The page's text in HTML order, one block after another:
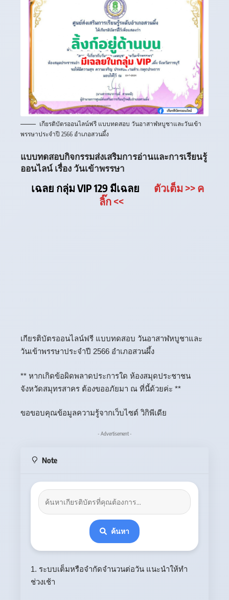
เกียรติบัตรออนไลน์ฟรี แบบทดสอบ วันอาสาฬหบูชาและวันเข้า
พรรษาประจำปี 2566 อำเภอสวนผึ้ง
แบบทดสอบกิจกรรมส่งเสริมการอ่านและการเรียนรู้
ออนไลน์ เรื่อง วันเข้าพรรษา
เฉลย กลุ่ม VIP 129 มีเฉลย ตัวเต็ม >> ค
ลิ๊ก <<
เกียรติบัตรออนไลน์ฟรี แบบทดสอบ วันอาสาฬหบูชาและ
วันเข้าพรรษาประจำปี 2566 อำเภอสวนผึ้ง
** หากเกิดข้อผิดพลาดประการใด ห้องสมุดประชาชน
จังหวัดสมุทรสาคร ต้องขออภัยมา ณ ที่นี้ด้วยค่ะ **
ขอขอบคุณข้อมูลความรู้จากเว็บไซต์ วิกิพีเดีย
- Advertisement -
Note
ค้นหา
1. ระบบเต็มหรือจำกัดจำนวนต่อวัน แนะนำให้ทำ
ช่วงเช้า